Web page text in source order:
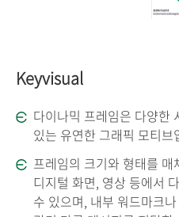
Keyvisual
다이나믹 프레임은 다양한
있는 유연한 그래픽 모티브
프레임의 크기와 형태를 매
디지털 화면, 영상 등에서
수 있으며, 내부 워드마크